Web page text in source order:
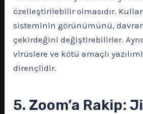
özelleştirilebilir olmasıdır.
sisteminin görünümünü,
çekirdeğini değiştirebilirler.
virüslere ve kötü amaçlı
dirençlidir.
5. Zoom’a Rakip: